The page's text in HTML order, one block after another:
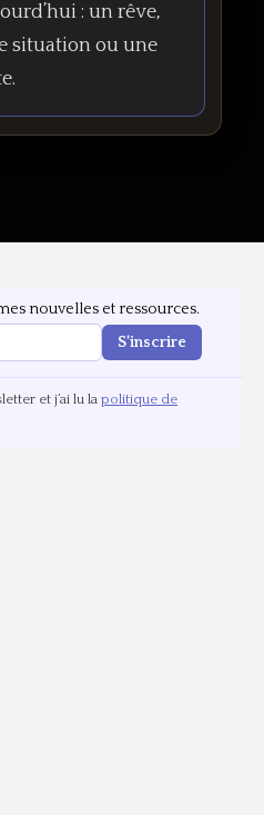
: un rêve,
situation ou une
nouvelles et ressources.
S’inscrire
et j’ai lu la politique de